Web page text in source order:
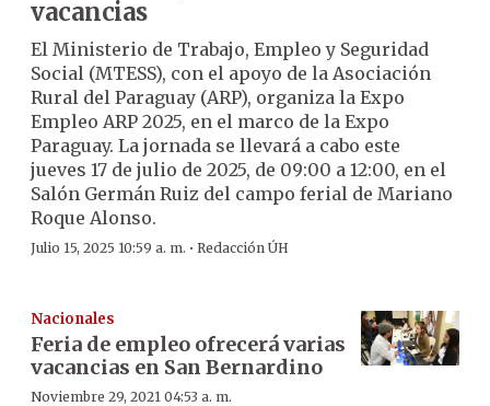
vacancias
El Ministerio de Trabajo, Empleo y Seguridad
Social (MTESS), con el apoyo de la Asociación
Rural del Paraguay (ARP), organiza la Expo
Empleo ARP 2025, en el marco de la Expo
Paraguay. La jornada se llevará a cabo este
jueves 17 de julio de 2025, de 09:00 a 12:00, en el
Salón Germán Ruiz del campo ferial de Mariano
Roque Alonso.
Julio 15, 2025 10:59 a. m. · Redacción ÚH
Nacionales
Feria de empleo ofrecerá varias
vacancias en San Bernardino
Noviembre 29, 2021 04:53 a. m.